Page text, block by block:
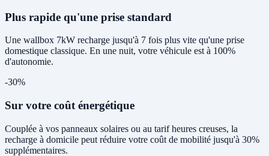
Plus rapide qu'une prise standard
Une wallbox 7kW recharge jusqu'à 7 fois plus vite qu'une prise
domestique classique. En une nuit, votre véhicule est à 100%
d'autonomie.
-30%
Sur votre coût énergétique
Couplée à vos panneaux solaires ou au tarif heures creuses, la
recharge à domicile peut réduire votre coût de mobilité jusqu'à 30%
supplémentaires.